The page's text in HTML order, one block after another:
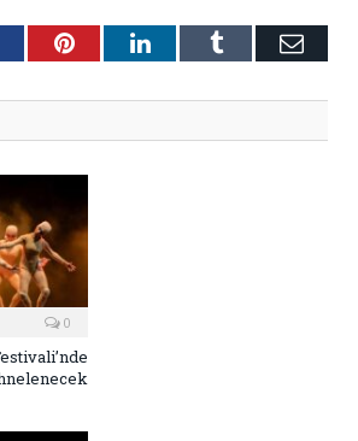
PinterestLinkedInTumblr E-
0